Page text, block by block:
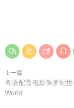
上一篇
粤语配音电影侏罗纪
World